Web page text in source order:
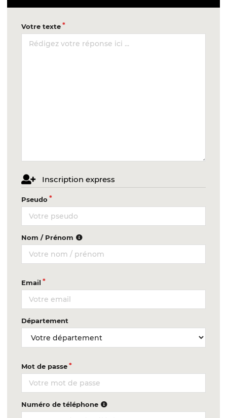
Votre texte
Inscription express
Pseudo
Nom / Prénom
Email
Département
Mot de passe
Numéro de téléphone